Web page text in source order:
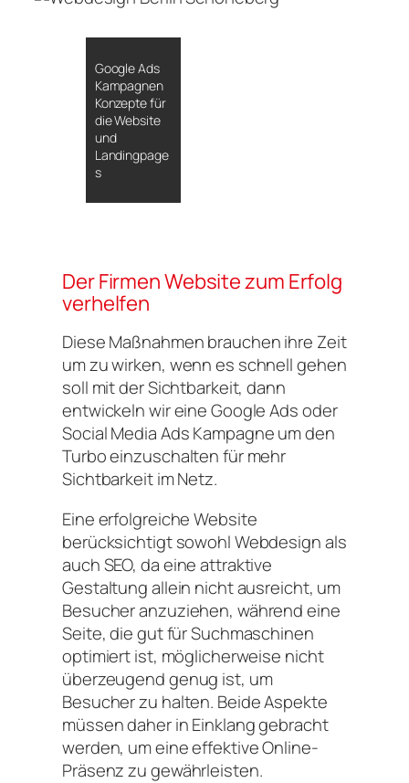
Google Ads
Kampagnen
Konzepte für
die Website
und
Landingpage
s
Der Firmen Website zum Erfolg
verhelfen
Diese Maßnahmen brauchen ihre Zeit
um zu wirken, wenn es schnell gehen
soll mit der Sichtbarkeit, dann
entwickeln wir eine Google Ads oder
Social Media Ads Kampagne um den
Turbo einzuschalten für mehr
Sichtbarkeit im Netz.
Eine erfolgreiche Website
berücksichtigt sowohl Webdesign als
auch SEO, da eine attraktive
Gestaltung allein nicht ausreicht, um
Besucher anzuziehen, während eine
Seite, die gut für Suchmaschinen
optimiert ist, möglicherweise nicht
überzeugend genug ist, um
Besucher zu halten. Beide Aspekte
müssen daher in Einklang gebracht
werden, um eine effektive Online-
Präsenz zu gewährleisten.